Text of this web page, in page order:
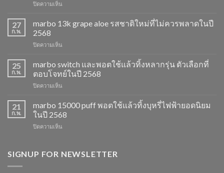
ปิดความเห็น
15k
ราคา
พอต
แล้ว
ทิ้ง
เลือก
นิยม
สำหรับ
2568
27
ก.พ.
marbo 13k grape aloe รสชาติใหม่ที่ไม่ควรพลาดในปี
2568
ปิดความเห็น
13k
grape
aloe
รสชาติ
ที่
ไม่
พลาด
25
ก.พ.
marbo switch และพอตใช้แล้วทิ้งหลากรุ่น ตัวเลือกที่
ตอบโจทย์ในปี 2568
ปิดความเห็น
switch
และ
พอต
ใช้
หลาก
21
ก.พ.
marbo 15000 puff พอตใช้แล้วทิ้งบุหรี่ไฟฟ้ายอดนิยม
ในปี 2568
ปิดความเห็น
puff
SIGNUP FOR NEWSLETTER